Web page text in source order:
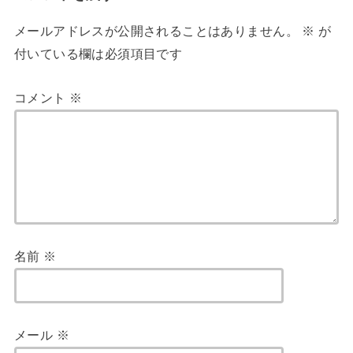
メールアドレスが公開されることはありません。 ※ が
付いている欄は必須項目です
コメント ※
名前 ※
メール ※